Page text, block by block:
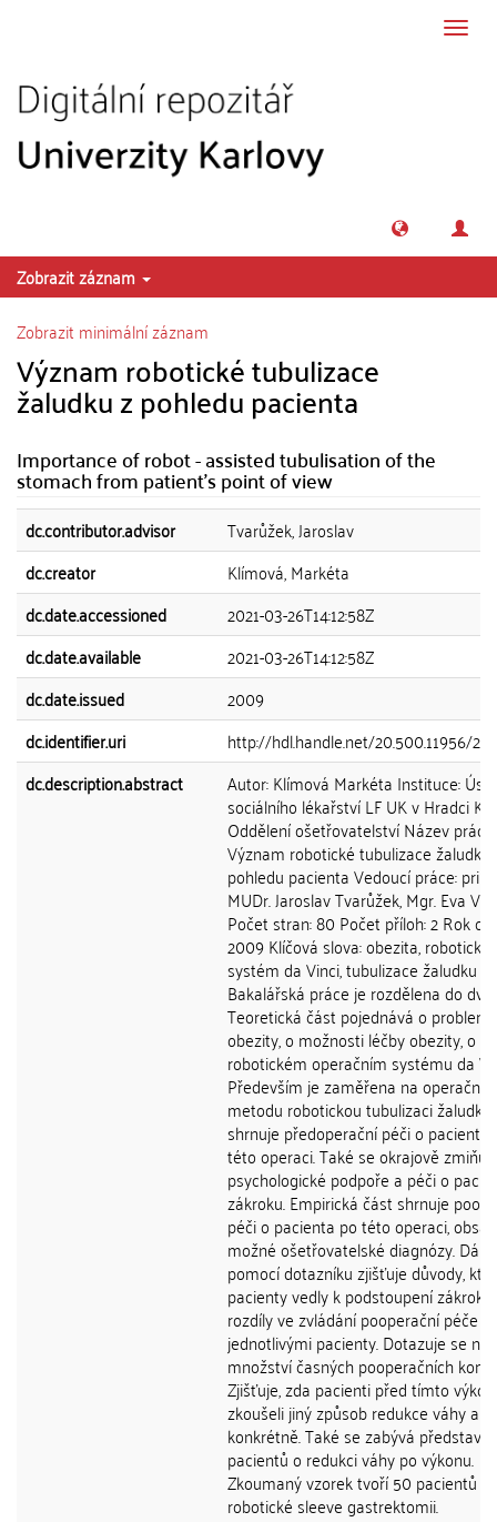
Zobrazit záznam
Zobrazit minimální záznam
Význam robotické tubulizace
žaludku z pohledu pacienta
Importance of robot - assisted tubulisation of the
stomach from patient's point of view
dc.contributor.advisor
Tvarůžek, Jaroslav
dc.creator
Klímová, Markéta
dc.date.accessioned
2021-03-26T14:12:58Z
dc.date.available
2021-03-26T14:12:58Z
dc.date.issued
2009
dc.identifier.uri
http://hdl.handle.net/20.500.11956/
dc.description.abstract
Autor: Klímová Markéta Instituce:
sociálního lékařství LF UK v Hradci
Oddělení ošetřovatelství Název práce:
Význam robotické tubulizace žaludku
pohledu pacienta Vedoucí práce: prim.
MUDr. Jaroslav Tvarůžek, Mgr. Eva
Počet stran: 80 Počet příloh: 2 Rok
2009 Klíčová slova: obezita, robotický
systém da Vinci, tubulizace žaludku
Bakalářská práce je rozdělena do
Teoretická část pojednává o
obezity, o možnosti léčby obezity, o
robotickém operačním systému da
Především je zaměřena na operační
metodu robotickou tubulizaci
shrnuje předoperační péči o pacienta
této operaci. Také se okrajově
psychologické podpoře a péči o
zákroku. Empirická část shrnuje
péči o pacienta po této operaci,
možné ošetřovatelské diagnózy. Dále
pomocí dotazníku zjišťuje důvody,
pacienty vedly k podstoupení zákroku,
rozdíly ve zvládání pooperační péče
jednotlivými pacienty. Dotazuje se na
množství časných pooperačních
Zjišťuje, zda pacienti před tímto
zkoušeli jiný způsob redukce váhy a
konkrétně. Také se zabývá
pacientů o redukci váhy po výkonu.
Zkoumaný vzorek tvoří 50 pacientů
robotické sleeve gastrektomii.